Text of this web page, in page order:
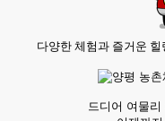
다양한 체험과 즐거운
드디어 여물